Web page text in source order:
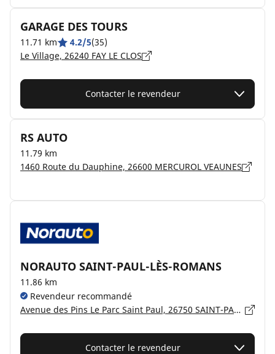
GARAGE DES TOURS
11.71 km 4.2/5(35)
Le Village, 26240 FAY LE CLOS
Contacter le revendeur
RS AUTO
11.79 km
1460 Route du Dauphine, 26600 MERCUROL VEAUNES
NORAUTO SAINT-PAUL-LÈS-ROMANS
11.86 km
Revendeur recommandé
Avenue des Pins Le Parc Saint Paul, 26750 SAINT-PAUL-LÈS-ROMANS
Contacter le revendeur